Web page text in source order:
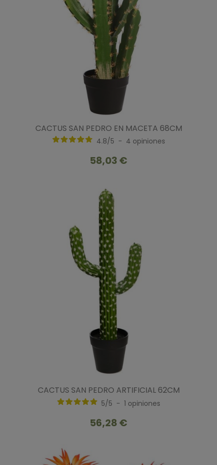
CACTUS SAN PEDRO EN MACETA 68CM
4.8/5 - 4 opiniones
58,03 €
CACTUS SAN PEDRO ARTIFICIAL 62CM
5/5 - 1 opiniones
56,28 €